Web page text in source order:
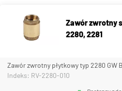
Zawór zwrotny
2280, 2281
Zawór zwrotny płytkowy typ 2280 GW
Indeks: RV-2280-010